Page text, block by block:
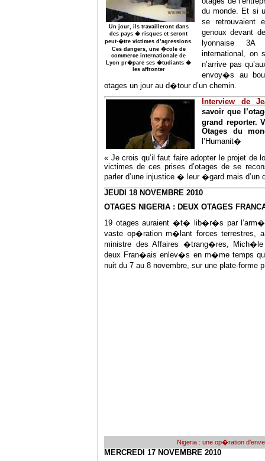
Un jour, ils travailleront dans
des pays � risques et seront
peut-�tre victimes d’agressions.
Ces dangers, une �cole de
commerce internationale de
Lyon pr�pare ses �tudiants �
les affronter
du monde. Et si
se
genoux devant
lyonnaise 3A
international, on
n’arrive pas
envoy�s au
otages un jour au d�tour d’un chemin.
Interview de
savoir que
grand reporter.
Otages du
l’Humanit�
« Je crois qu’il faut faire adopter le projet de
victimes de ces prises d’otages de se
parler d’une injustice � leur �gard mais
JEUDI 18 NOVEMBRE 2010
OTAGES NIGERIA : DEUX OTAGES
19 otages auraient �t� lib�r�s par
vaste op�ration m�lant forces terrestres,
ministre des Affaires �trang�res, Mich�le
deux Fran�ais enlev�s en m�me temps
nuit du 7 au 8 novembre, sur une plate-
Nigeria : une op�ration
MERCREDI 17 NOVEMBRE 2010